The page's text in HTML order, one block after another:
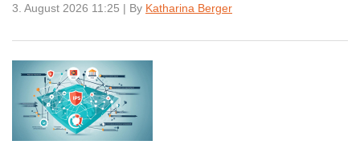
3. August 2026 11:25 | By Katharina Berger